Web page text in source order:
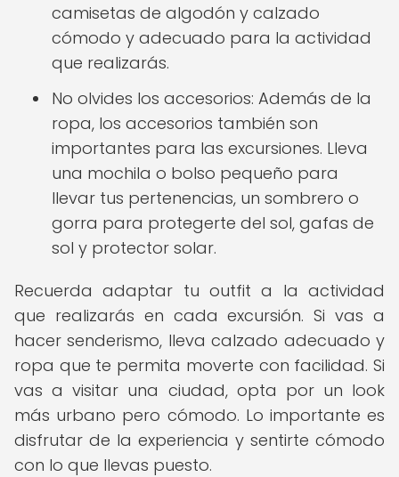
camisetas de algodón y calzado
cómodo y adecuado para la actividad
que realizarás.
No olvides los accesorios: Además de la
ropa, los accesorios también son
importantes para las excursiones. Lleva
una mochila o bolso pequeño para
llevar tus pertenencias, un sombrero o
gorra para protegerte del sol, gafas de
sol y protector solar.
Recuerda adaptar tu outfit a la actividad
que realizarás en cada excursión. Si vas a
hacer senderismo, lleva calzado adecuado y
ropa que te permita moverte con facilidad. Si
vas a visitar una ciudad, opta por un look
más urbano pero cómodo. Lo importante es
disfrutar de la experiencia y sentirte cómodo
con lo que llevas puesto.